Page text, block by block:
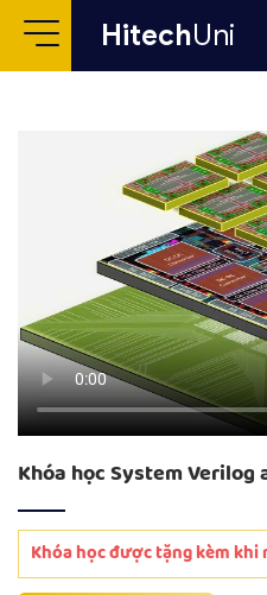
HitechUni
Khóa học System Verilog
Khóa học được tặng kèm